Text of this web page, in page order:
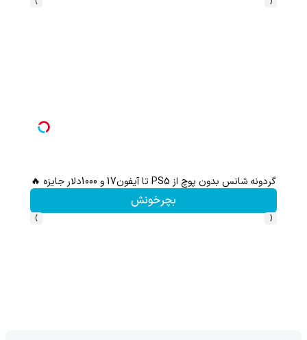
گردونه شانس بدون پوچ از PS5 تا آیفون17 و 1000دلار جایزه 🔥
بچرخونش
‹
›